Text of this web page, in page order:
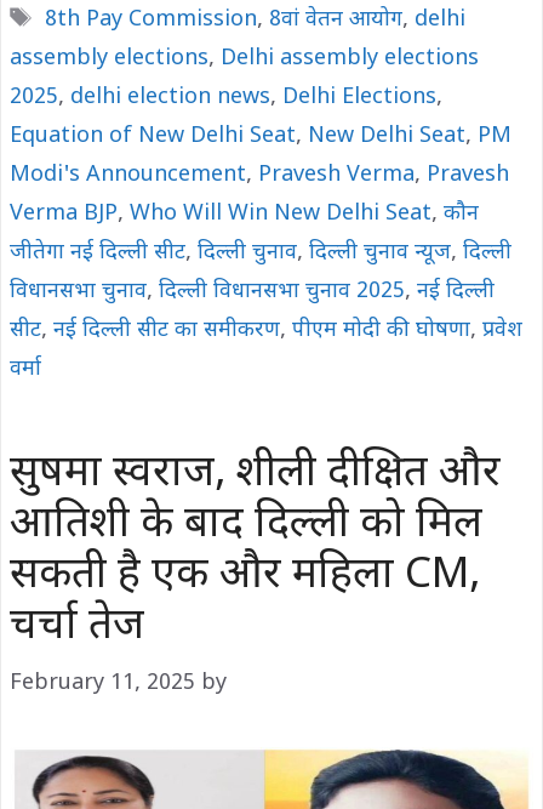
Tags
8th Pay Commission, 8वां वेतन आयोग, delhi
assembly elections, Delhi assembly elections
2025, delhi election news, Delhi Elections,
Equation of New Delhi Seat, New Delhi Seat, PM
Modi's Announcement, Pravesh Verma, Pravesh
Verma BJP, Who Will Win New Delhi Seat, कौन
जीतेगा नई दिल्ली सीट, दिल्ली चुनाव, दिल्ली चुनाव न्यूज, दिल्ली
विधानसभा चुनाव, दिल्ली विधानसभा चुनाव 2025, नई दिल्ली
सीट, नई दिल्ली सीट का समीकरण, पीएम मोदी की घोषणा, प्रवेश
वर्मा
सुषमा स्वराज, शीली दीक्षित और
आतिशी के बाद दिल्ली को मिल
सकती है एक और महिला CM,
चर्चा तेज
February 11, 2025 by